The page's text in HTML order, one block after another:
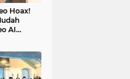
Hoax!
AI